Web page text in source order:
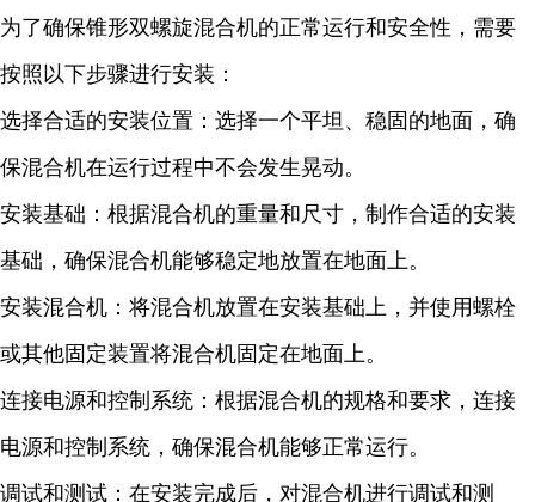
为了确保锥形双螺旋混合机的正常运行和安全性，需要
按照以下步骤进行安装：
选择合适的安装位置：选择一个平坦、稳固的地面，确
保混合机在运行过程中不会发生晃动。
安装基础：根据混合机的重量和尺寸，制作合适的安装
基础，确保混合机能够稳定地放置在地面上。
安装混合机：将混合机放置在安装基础上，并使用螺栓
或其他固定装置将混合机固定在地面上。
连接电源和控制系统：根据混合机的规格和要求，连接
电源和控制系统，确保混合机能够正常运行。
调试和测试：在安装完成后，对混合机进行调试和测